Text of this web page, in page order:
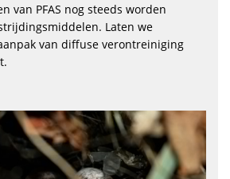
van PFAS nog steeds worden
Laten we
van diffuse verontreiniging